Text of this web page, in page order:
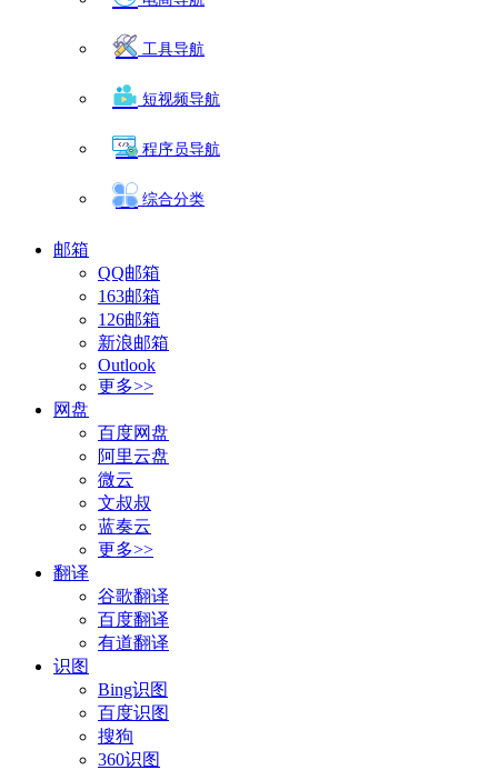
工具导航
短视频导航
程序员导航
综合分类
邮箱
QQ邮箱
163邮箱
126邮箱
新浪邮箱
Outlook
更多>>
网盘
百度网盘
阿里云盘
微云
文叔叔
蓝奏云
更多>>
翻译
谷歌翻译
百度翻译
有道翻译
识图
Bing识图
百度识图
搜狗
360识图